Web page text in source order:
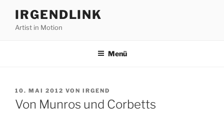
Inhalt
springen
IRGENDLINK
Artist in Motion
Menü
VERÖFFENTLICHT
AM
10. MAI 2012 VON IRGEND
Von Munros und Corbetts